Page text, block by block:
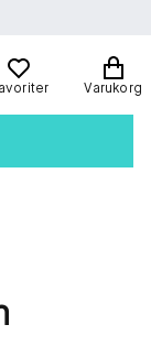
Varukorg